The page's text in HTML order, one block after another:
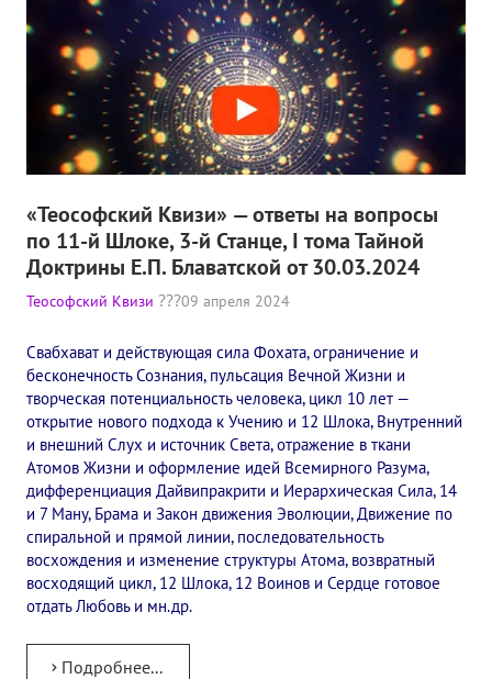
«Теософский Квизи» — ответы на вопросы
по 11-й Шлоке, 3-й Станце, I тома Тайной
Доктрины Е.П. Блаватской от 30.03.2024
Теософский Квизи 09 апреля 2024
Свабхават и действующая сила Фохата, ограничение и
бесконечность Сознания, пульсация Вечной Жизни и
творческая потенциальность человека, цикл 10 лет —
открытие нового подхода к Учению и 12 Шлока, Внутренний
и внешний Слух и источник Света, отражение в ткани
Атомов Жизни и оформление идей Всемирного Разума,
дифференциация Дайвипракрити и Иерархическая Сила, 14
и 7 Ману, Брама и Закон движения Эволюции, Движение по
спиральной и прямой линии, последовательность
восхождения и изменение структуры Атома, возвратный
восходящий цикл, 12 Шлока, 12 Воинов и Сердце готовое
отдать Любовь и мн.др.
Подробнее...